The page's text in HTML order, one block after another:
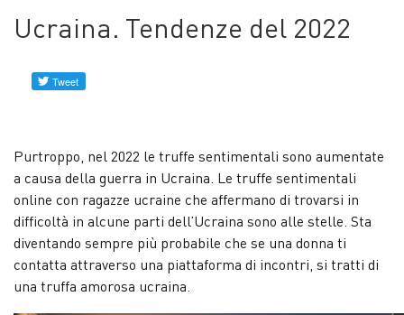
Ucraina. Tendenze del 2022
Purtroppo, nel 2022 le truffe sentimentali sono aumentate
a causa della guerra in Ucraina. Le truffe sentimentali
online con ragazze ucraine che affermano di trovarsi in
difficoltà in alcune parti dell’Ucraina sono alle stelle. Sta
diventando sempre più probabile che se una donna ti
contatta attraverso una piattaforma di incontri, si tratti di
una truffa amorosa ucraina.